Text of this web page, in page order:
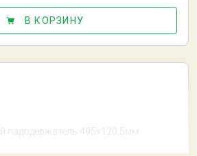
В КОРЗИНУ